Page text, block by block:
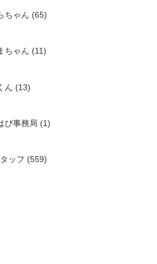
ちゃん (65)
ちゃん (11)
ん (13)
ぴ事務局 (1)
ッフ (559)